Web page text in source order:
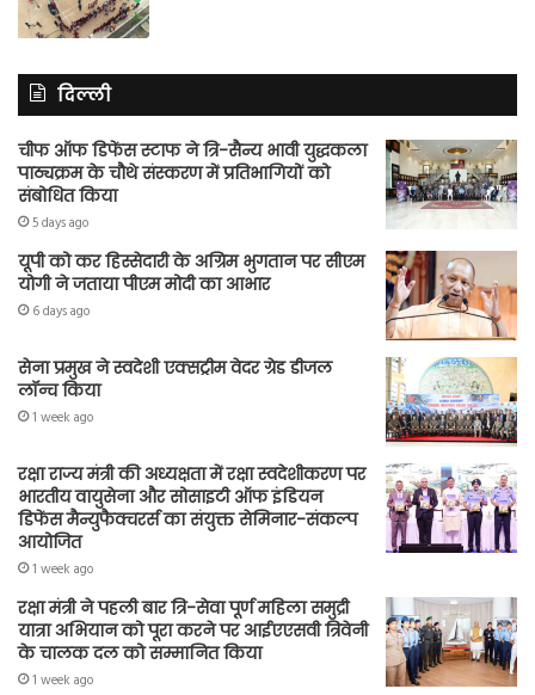
दिल्ली
चीफ ऑफ डिफेंस स्टाफ ने त्रि-सैन्य भावी युद्धकला
पाठ्यक्रम के चौथे संस्करण में प्रतिभागियों को
संबोधित किया
5 days ago
यूपी को कर हिस्सेदारी के अग्रिम भुगतान पर सीएम
योगी ने जताया पीएम मोदी का आभार
6 days ago
सेना प्रमुख ने स्वदेशी एक्सट्रीम वेदर ग्रेड डीजल
लॉन्च किया
1 week ago
रक्षा राज्य मंत्री की अध्यक्षता में रक्षा स्वदेशीकरण पर
भारतीय वायुसेना और सोसाइटी ऑफ इंडियन
डिफेंस मैन्युफैक्चरर्स का संयुक्त सेमिनार-संकल्प
आयोजित
1 week ago
रक्षा मंत्री ने पहली बार त्रि-सेवा पूर्ण महिला समुद्री
यात्रा अभियान को पूरा करने पर आईएएसवी त्रिवेनी
के चालक दल को सम्मानित किया
1 week ago